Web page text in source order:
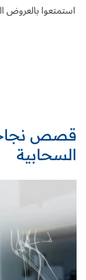
استمتعوا بالعروض
قصص نجاحنا في تطوير الحوسبة
السحابية